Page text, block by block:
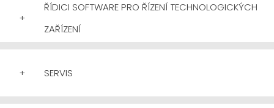
+
ŘÍDICI SOFTWARE PRO ŘÍZENÍ TECHNOLOGICKÝCH
ZAŘÍZENÍ
+ SERVIS